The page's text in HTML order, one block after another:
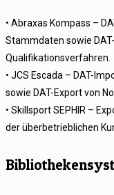
• Abraxas Kompass –
Stammdaten sowie
Qualifikationsverfahren.
• JCS Escada – DAT-
sowie DAT-Export von
• Skillsport SEPHIR –
der überbetrieblichen